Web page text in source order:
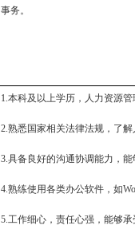
事务。
1.本科及以上学历，人力资源管
2.熟悉国家相关法律法规，了解
3.具备良好的沟通协调能力，
4.熟练使用各类办公软件，如
5.工作细心，责任心强，能够承